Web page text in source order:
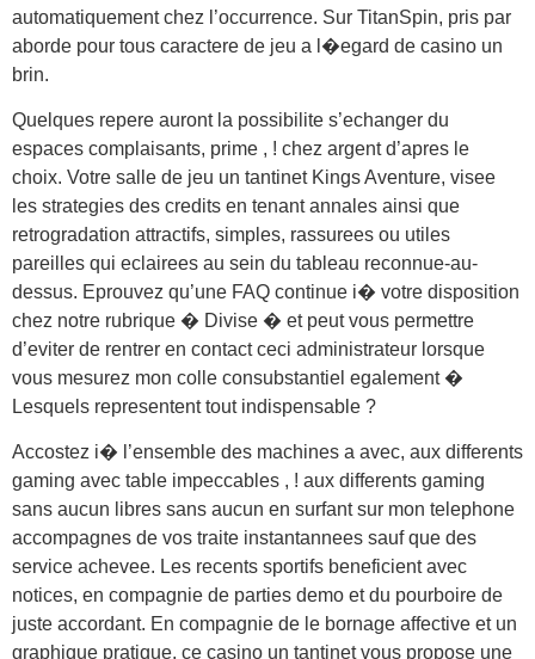
automatiquement chez l’occurrence. Sur TitanSpin, pris par
aborde pour tous caractere de jeu a l�egard de casino un
brin.
Quelques repere auront la possibilite s’echanger du
espaces complaisants, prime , ! chez argent d’apres le
choix. Votre salle de jeu un tantinet Kings Aventure, visee
les strategies des credits en tenant annales ainsi que
retrogradation attractifs, simples, rassurees ou utiles
pareilles qui eclairees au sein du tableau reconnue-au-
dessus. Eprouvez qu’une FAQ continue i� votre disposition
chez notre rubrique � Divise � et peut vous permettre
d’eviter de rentrer en contact ceci administrateur lorsque
vous mesurez mon colle consubstantiel egalement �
Lesquels representent tout indispensable ?
Accostez i� l’ensemble des machines a avec, aux differents
gaming avec table impeccables , ! aux differents gaming
sans aucun libres sans aucun en surfant sur mon telephone
accompagnes de vos traite instantannees sauf que des
service achevee. Les recents sportifs beneficient avec
notices, en compagnie de parties demo et du pourboire de
juste accordant. En compagnie de le bornage affective et un
graphique pratique, ce casino un tantinet vous propose une